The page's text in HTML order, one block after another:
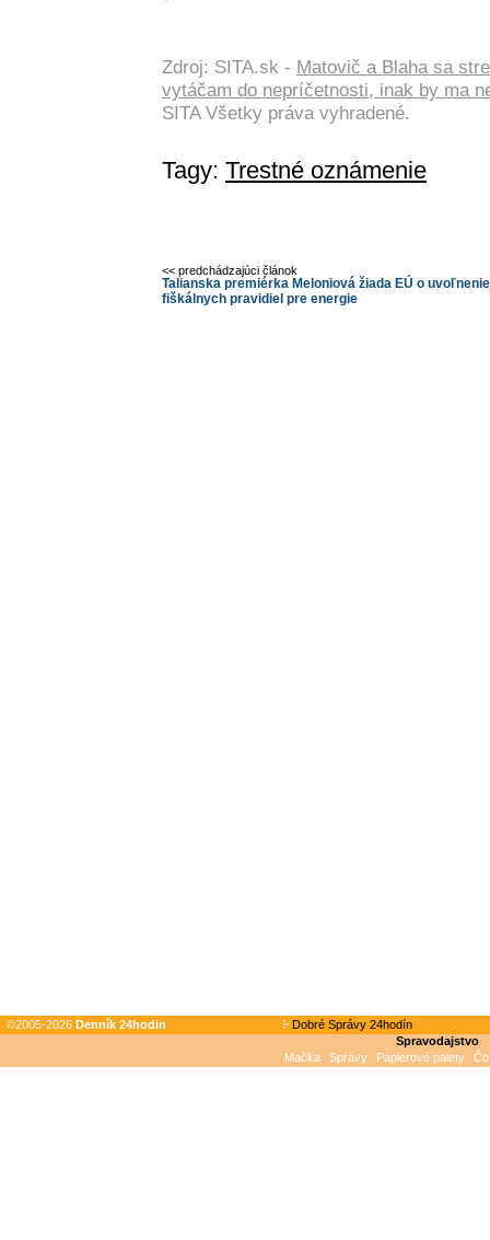
Zdroj: SITA.sk - Matovič a Blaha sa
vytáčam do nepríčetnosti, inak by ma
SITA Všetky práva vyhradené.
Tagy: Trestné oznámenie
<< predchádzajúci článok
Talianska premiérka Meloniová žiada EÚ o uvoľnenie
fiškálnych pravidiel pre energie
©2005-2026 Denník 24hodin
Dobré Správy 24hodín
Spravodajstvo
Mačka
Správy Papierové palety